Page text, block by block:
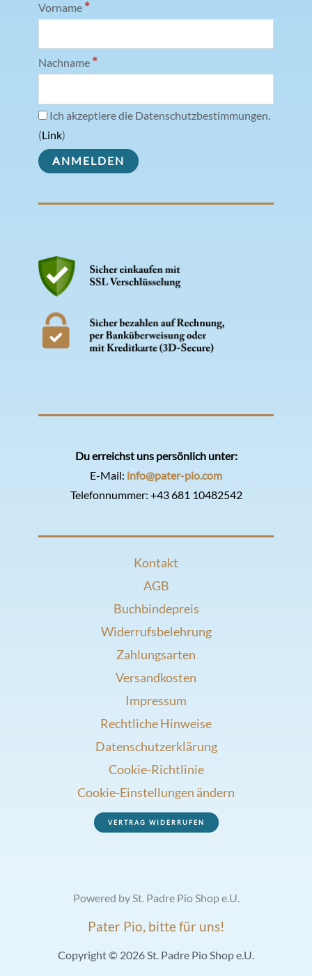
Vorname *
Nachname *
Ich akzeptiere die Datenschutzbestimmungen.
(Link)
Du erreichst uns persönlich unter:
E-Mail: info@pater-pio.com
Telefonnummer: +43 681 10482542
Kontakt
AGB
Buchbindepreis
Widerrufsbelehrung
Zahlungsarten
Versandkosten
Impressum
Rechtliche Hinweise
Datenschutzerklärung
Cookie-Richtlinie
Cookie-Einstellungen ändern
VERTRAG WIDERRUFEN
Powered by St. Padre Pio Shop e.U.
Pater Pio, bitte für uns!
Copyright © 2026 St. Padre Pio Shop e.U.